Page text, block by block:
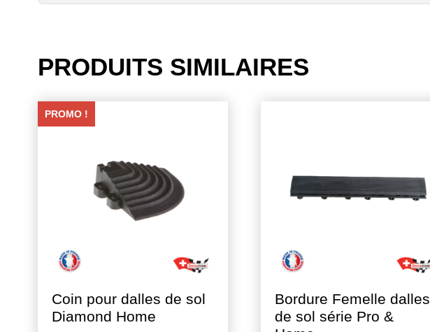
PRODUITS SIMILAIRES
PROMO !
Coin pour dalles de sol
Diamond Home
Bordure Femelle dalles
de sol série Pro &